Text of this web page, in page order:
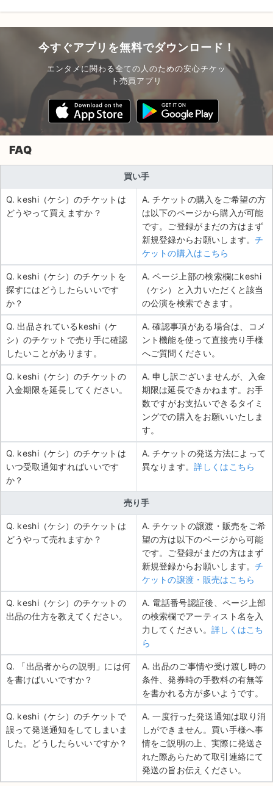
今すぐアプリを無料でダウンロード！
エンタメに関わる全ての人のための安心チケッ
ト売買アプリ
FAQ
買い手
Q. keshi（ケシ）のチケットは
どうやって買えますか？
A. チケットの購入をご希望の方
は以下のページから購入が可能
です。ご登録がまだの方はまず
新規登録からお願いします。チ
ケットの購入はこちら
Q. keshi（ケシ）のチケットを
探すにはどうしたらいいです
か？
A. ページ上部の検索欄にkeshi
（ケシ）と入力いただくと該当
の公演を検索できます。
Q. 出品されているkeshi（ケ
シ）のチケットで売り手に確認
したいことがあります。
A. 確認事項がある場合は、コメ
ント機能を使って直接売り手様
へご質問ください。
Q. keshi（ケシ）のチケットの
入金期限を延長してください。
A. 申し訳ございませんが、入金
期限は延長できかねます。お手
数ですがお支払いできるタイミ
ングでの購入をお願いいたしま
す。
Q. keshi（ケシ）のチケットは
いつ受取通知すればいいです
か？
A. チケットの発送方法によって
異なります。詳しくはこちら
売り手
Q. keshi（ケシ）のチケットは
どうやって売れますか？
A. チケットの譲渡・販売をご希
望の方は以下のページから可能
です。ご登録がまだの方はまず
新規登録からお願いします。チ
ケットの譲渡・販売はこちら
Q. keshi（ケシ）のチケットの
出品の仕方を教えてください。
A. 電話番号認証後、ページ上部
の検索欄でアーティスト名を入
力してください。 詳しくはこち
ら
Q. 「出品者からの説明」には何
を書けばいいですか？
A. 出品のご事情や受け渡し時の
条件、発券時の手数料の有無等
を書かれる方が多いようです。
Q. keshi（ケシ）のチケットで
誤って発送通知をしてしまいま
した。どうしたらいいですか？
A. 一度行った発送通知は取り消
しができません。買い手様へ事
情をご説明の上、実際に発送さ
れた際あらためて取引連絡にて
発送の旨お伝えください。